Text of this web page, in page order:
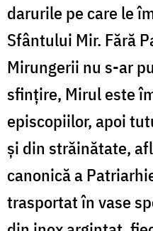
darurile pe care le
Sfântului Mir. Fără
Mirungerii nu s-ar
sfințire, Mirul este
episcopiilor, apoi
şi din străinătate,
canonică a
trasportat în vase